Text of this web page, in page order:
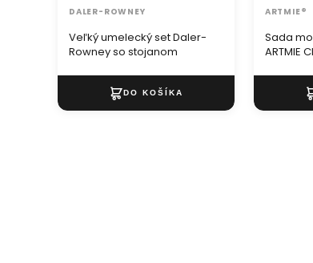
Veľký umelecký set Daler-
Rowney so stojanom
DALER-ROWNEY
Sada
ARTMIE
ARTMIE®